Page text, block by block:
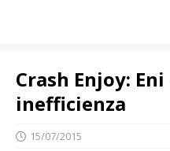
Crash Enjoy:
inefficienza
15/07/2015